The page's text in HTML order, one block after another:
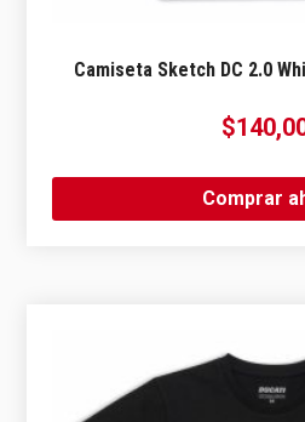
Camiseta Sketch DC 2.0
$
Comprar